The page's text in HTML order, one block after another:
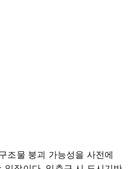
조물 붕괴 가능성을 사전에